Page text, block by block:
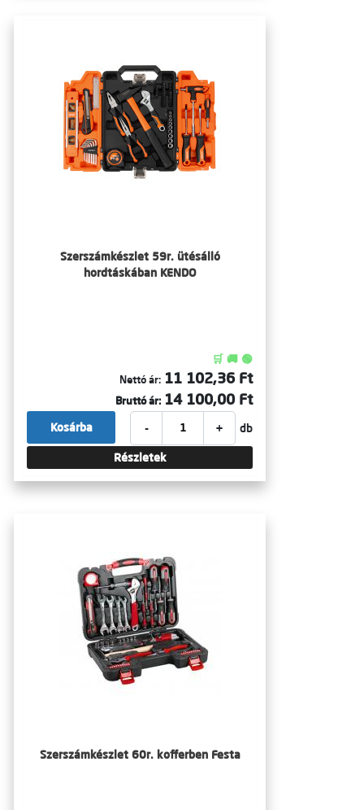
Szerszámkészlet 59r. ütésálló
hordtáskában KENDO
🛒 🚚 🟢
Nettó ár: 11 102,36 Ft
Bruttó ár: 14 100,00 Ft
- + db
Kosárba
Részletek
Szerszámkészlet 60r. kofferben Festa